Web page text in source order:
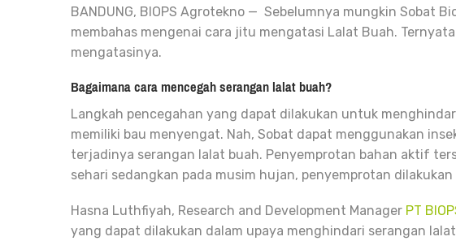
BANDUNG, BIOPS Agrotekno — Sebelumnya mungkin Sobat
membahas mengenai cara jitu mengatasi Lalat Buah.
mengatasinya.
Bagaimana cara mencegah serangan lalat buah?
Langkah pencegahan yang dapat dilakukan untuk
memiliki bau menyengat. Nah, Sobat dapat menggunakan
terjadinya serangan lalat buah. Penyemprotan bahan aktif
sehari sedangkan pada musim hujan, penyemprotan dilakukan
Hasna Luthfiyah, Research and Development Manager PT
yang dapat dilakukan dalam upaya menghindari serangan